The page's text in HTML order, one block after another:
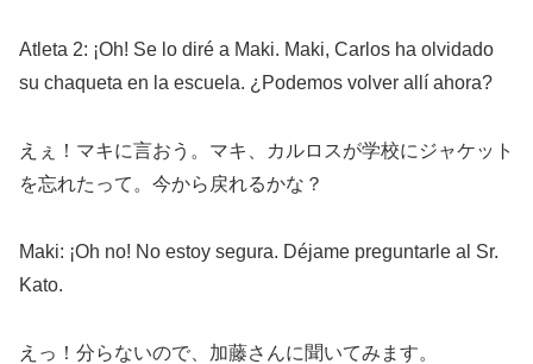
Atleta 2: ¡Oh! Se lo diré a Maki. Maki, Carlos ha olvidado
su chaqueta en la escuela. ¿Podemos volver allí ahora?
えぇ！マキに言おう。マキ、カルロスが学校にジャケット
を忘れたって。今から戻れるかな？
Maki: ¡Oh no! No estoy segura. Déjame preguntarle al Sr.
Kato.
えっ！分らないので、加藤さんに聞いてみます。